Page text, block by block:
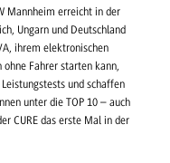
Mannheim erreicht in der
Ungarn und Deutschland
ihrem elektronischen
Fahrer starten kann,
und schaffen
unter die TOP 10 – auch
CURE das erste Mal in der